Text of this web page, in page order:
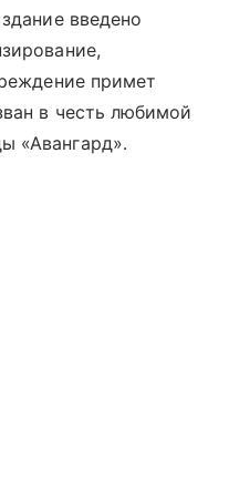
введено
примет
в честь любимой
«Авангард».